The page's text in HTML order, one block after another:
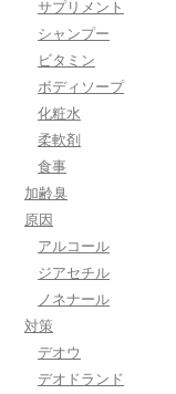
サプリメント
シャンプー
ビタミン
ボディソープ
化粧水
柔軟剤
食事
加齢臭
原因
アルコール
ジアセチル
ノネナール
対策
デオウ
デオドランド